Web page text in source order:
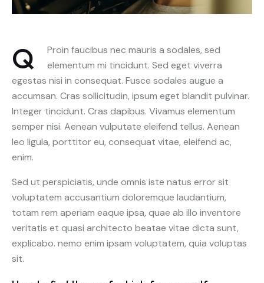
Q
Proin faucibus nec mauris a sodales, sed
elementum mi tincidunt. Sed eget viverra
egestas nisi in consequat. Fusce sodales augue a
accumsan. Cras sollicitudin, ipsum eget blandit pulvinar.
Integer tincidunt. Cras dapibus. Vivamus elementum
semper nisi. Aenean vulputate eleifend tellus. Aenean
leo ligula, porttitor eu, consequat vitae, eleifend ac,
enim.
Sed ut perspiciatis, unde omnis iste natus error sit
voluptatem accusantium doloremque laudantium,
totam rem aperiam eaque ipsa, quae ab illo inventore
veritatis et quasi architecto beatae vitae dicta sunt,
explicabo. nemo enim ipsam voluptatem, quia voluptas
sit.